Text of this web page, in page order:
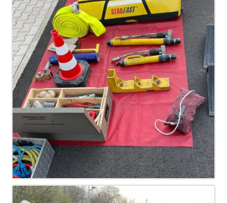
Dienstplan KatS-Zug
10 Jahre KatS-Zug
Musikzug
Infos
Termine
Chronik des Musikzug
Christkindwiegen
Christkindwiegen 2024
Christkindwiegen 2023
Christkindwiegen 2022